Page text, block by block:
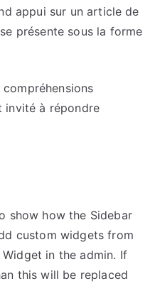
appui sur un article de
présente sous la forme
invité à répondre
show how the Sidebar
custom widgets from
in the admin. If
this will be replaced